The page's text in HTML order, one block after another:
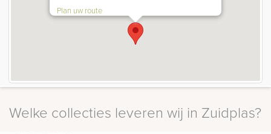
Plan uw route
Welke collecties leveren wij in Zuidplas?